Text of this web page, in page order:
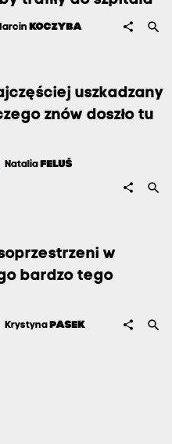
KOCZYBA share search
uszkadzany
znów doszło tu
Natalia FELUŚ
share search
w
bardzo tego
Krystyna PASEK share search